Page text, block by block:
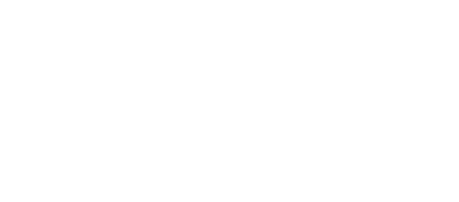
brokje'